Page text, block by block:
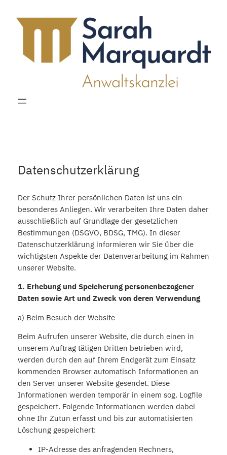
Inhalt
Datenschutzerklärung
Der Schutz Ihrer persönlichen Daten ist uns ein
besonderes Anliegen. Wir verarbeiten Ihre Daten daher
ausschließlich auf Grundlage der gesetzlichen
Bestimmungen (DSGVO, BDSG, TMG). In dieser
Datenschutzerklärung informieren wir Sie über die
wichtigsten Aspekte der Datenverarbeitung im Rahmen
unserer Website.
1. Erhebung und Speicherung personenbezogener
Daten sowie Art und Zweck von deren Verwendung
a) Beim Besuch der Website
Beim Aufrufen unserer Website, die durch einen in
unserem Auftrag tätigen Dritten betrieben wird,
werden durch den auf Ihrem Endgerät zum Einsatz
kommenden Browser automatisch Informationen an
den Server unserer Website gesendet. Diese
Informationen werden temporär in einem sog. Logfile
gespeichert. Folgende Informationen werden dabei
ohne Ihr Zutun erfasst und bis zur automatisierten
Löschung gespeichert:
IP-Adresse des anfragenden Rechners,